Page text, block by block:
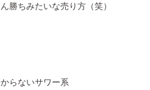
勝ちみたいな売り方（笑）
らないサワー系